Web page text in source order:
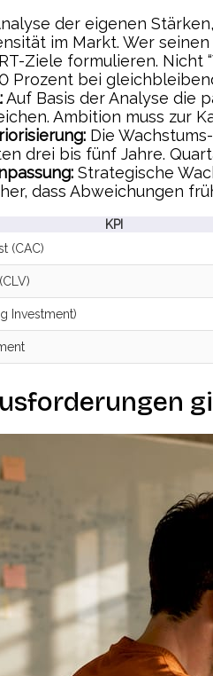
der eigenen
im Markt. Wer
Ziele formulieren. Nicht
Prozent bei
Auf Basis der Analyse die
Ambition muss zur
Die
drei bis fünf Jahre.
Strategische
dass Abweichungen
KPI
(CAC)
Investment)